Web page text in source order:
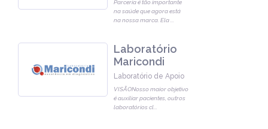
Parceria é tão importante
na saúde que agora está
na nossa marca. Ela
Laboratório
Maricondi
Laboratório de Apoio
VISÃONosso maior objetivo
é auxiliar pacientes, outros
laboratórios cl